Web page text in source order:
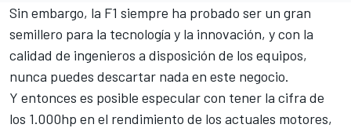
Sin embargo, la F1 siempre ha probado ser un gran
semillero para la tecnología y la innovación, y con la
calidad de ingenieros a disposición de los equipos,
nunca puedes descartar nada en este negocio.
Y entonces es posible especular con tener la cifra de
los 1.000hp en el rendimiento de los actuales motores,